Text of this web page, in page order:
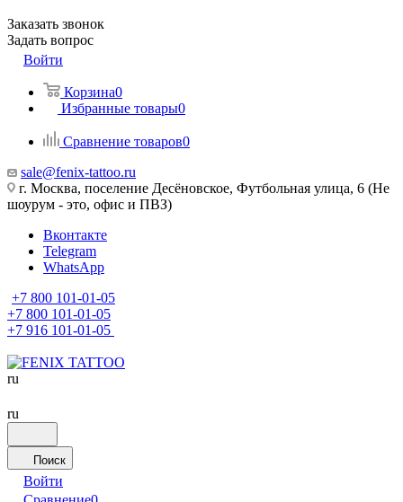
Заказать звонок
Задать вопрос
Войти
Корзина0
Избранные товары0
Сравнение товаров0
sale@fenix-tattoo.ru
г. Москва, поселение Десёновское, Футбольная улица, 6 (Не
шоурум - это, офис и ПВЗ)
Вконтакте
Telegram
WhatsApp
+7 800 101-01-05
+7 800 101-01-05
+7 916 101-01-05
ru
ru
Поиск
Войти